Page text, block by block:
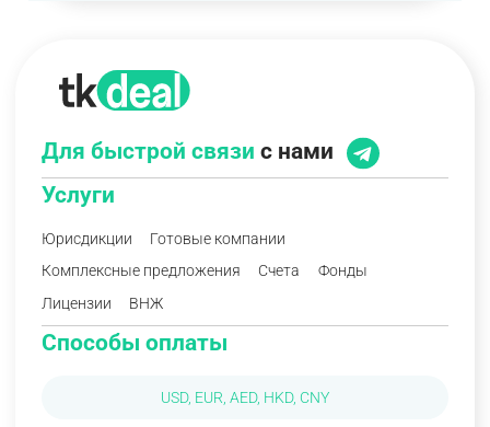
Услуги
Юрисдикции
Готовые компании
Комплексные предложения
Счета
Фонды
Лицензии
ВНЖ
Способы оплаты
USD, EUR, AED, HKD, CNY
Для быстрой связи с нами